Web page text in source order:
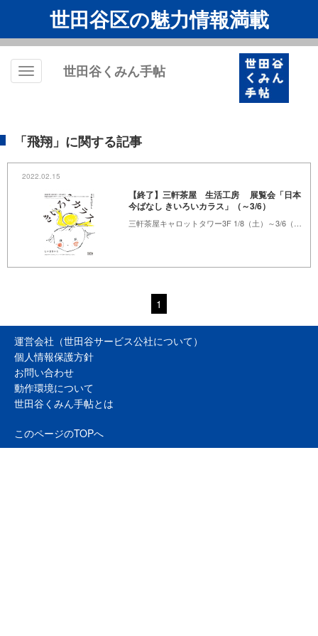
世田谷区の魅力情報満載
Toggle
世田谷くみん手帖
「飛翔」に関する記事
2022.02.15
【終了】三軒茶屋 生活工房 展覧会「日本
今ばなし きいろいカラス」（～3/6）
1
運営会社（世田谷サービス公社について）
個人情報保護方針
お問い合わせ
動作環境について
世田谷くみん手帖とは
このページのTOPへ